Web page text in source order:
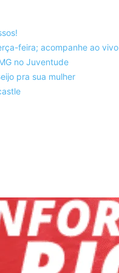
feira; acompanhe ao vivo
no Juventude
pra sua mulher